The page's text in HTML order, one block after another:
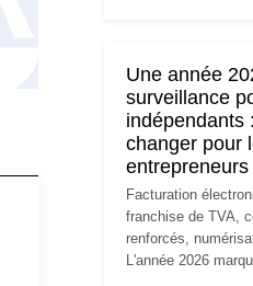
siège social répond
étape de la vie de
plusieurs
Une année
surveillance
indépendants
changer pour
entrepreneurs
Facturation
franchise de TVA,
renforcés,
L'année 2026